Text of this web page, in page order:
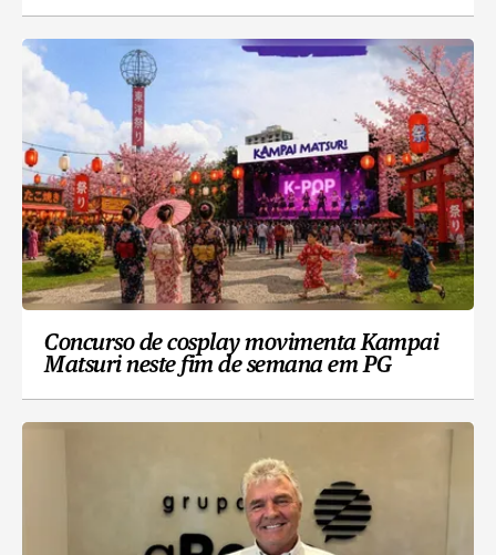
Concurso de cosplay movimenta Kampai
Matsuri neste fim de semana em PG